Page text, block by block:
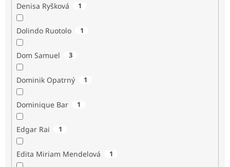
Denisa Ryšková 1
Dolindo Ruotolo 1
Dom Samuel 3
Dominik Opatrný 1
Dominique Bar 1
Edgar Rai 1
Edita Miriam Mendelová 1